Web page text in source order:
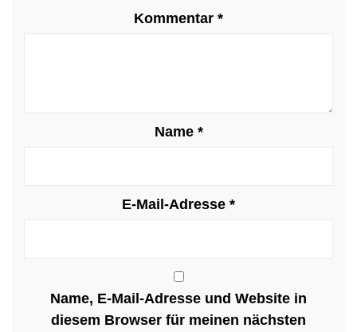
Kommentar *
Name *
E-Mail-Adresse *
Name, E-Mail-Adresse und Website in
diesem Browser für meinen nächsten